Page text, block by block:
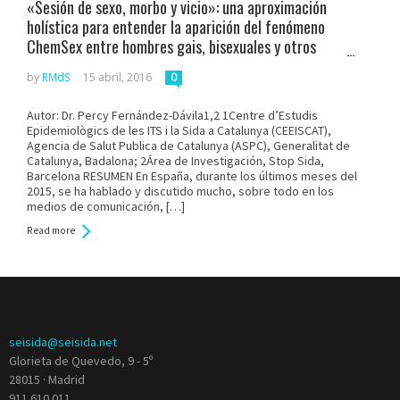
«Sesión de sexo, morbo y vicio»: una aproximación
holística para entender la aparición del fenómeno
ChemSex entre hombres gais, bisexuales y otros
hombres que tienen sexo con hombres en España
by RMdS 15 abril, 2016 0
Autor: Dr. Percy Fernández-Dávila1,2 1Centre d’Estudis
Epidemiològics de les ITS i la Sida a Catalunya (CEEISCAT),
Agencia de Salut Publica de Catalunya (ASPC), Generalitat de
Catalunya, Badalona; 2Área de Investigación, Stop Sida,
Barcelona RESUMEN En España, durante los últimos meses del
2015, se ha hablado y discutido mucho, sobre todo en los
medios de comunicación, […]
Read more
seisida@seisida.net
Glorieta de Quevedo, 9 - 5º
28015 · Madrid